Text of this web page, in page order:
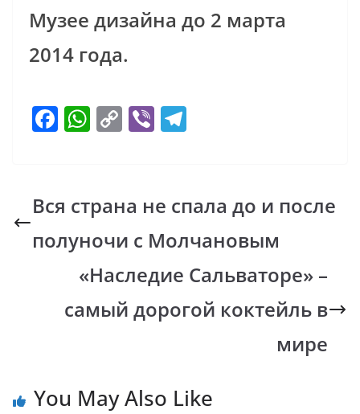
Музее дизайна до 2 марта
2014 года.
F
b
o
o
W
s
A
p
p
C
y
Li
n
k
Vi
gr
a
m
Вся страна не спала до и после
полуночи с Молчановым
«Наследие Сальваторе» –
самый дорогой коктейль в
мире
You May Also Like